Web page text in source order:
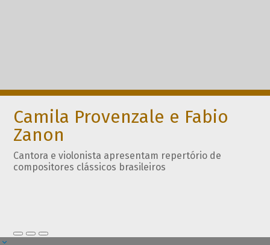
Camila Provenzale e Fabio
Zanon
Cantora e violonista apresentam repertório de
compositores clássicos brasileiros